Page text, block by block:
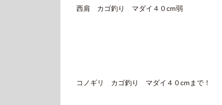
西肩 カゴ釣り マダイ４０cm弱
コノギリ カゴ釣り マダイ４０cmまで！